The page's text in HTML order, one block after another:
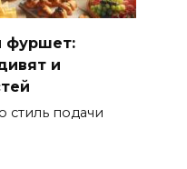
фуршет:
и
стиль подачи